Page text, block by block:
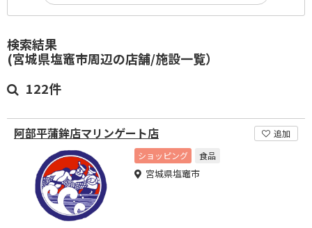
検索結果
(宮城県塩竈市周辺の店舗/施設一覧）
122件
阿部平蒲鉾店マリンゲート店
追加
ショッピング
食品
宮城県塩竈市